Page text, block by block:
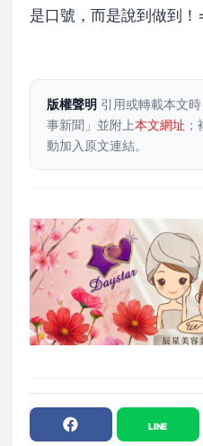
是口號，而是說到做到！
版權聲明 引用或轉載本文
事新聞」並附上本文網址
動加入原文連結。